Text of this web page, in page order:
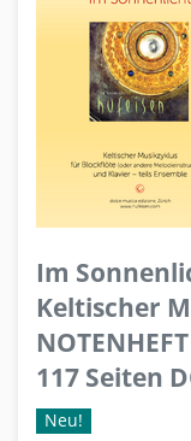
Im
Keltischer
NOTENHEFT
117 Seiten
Neu!